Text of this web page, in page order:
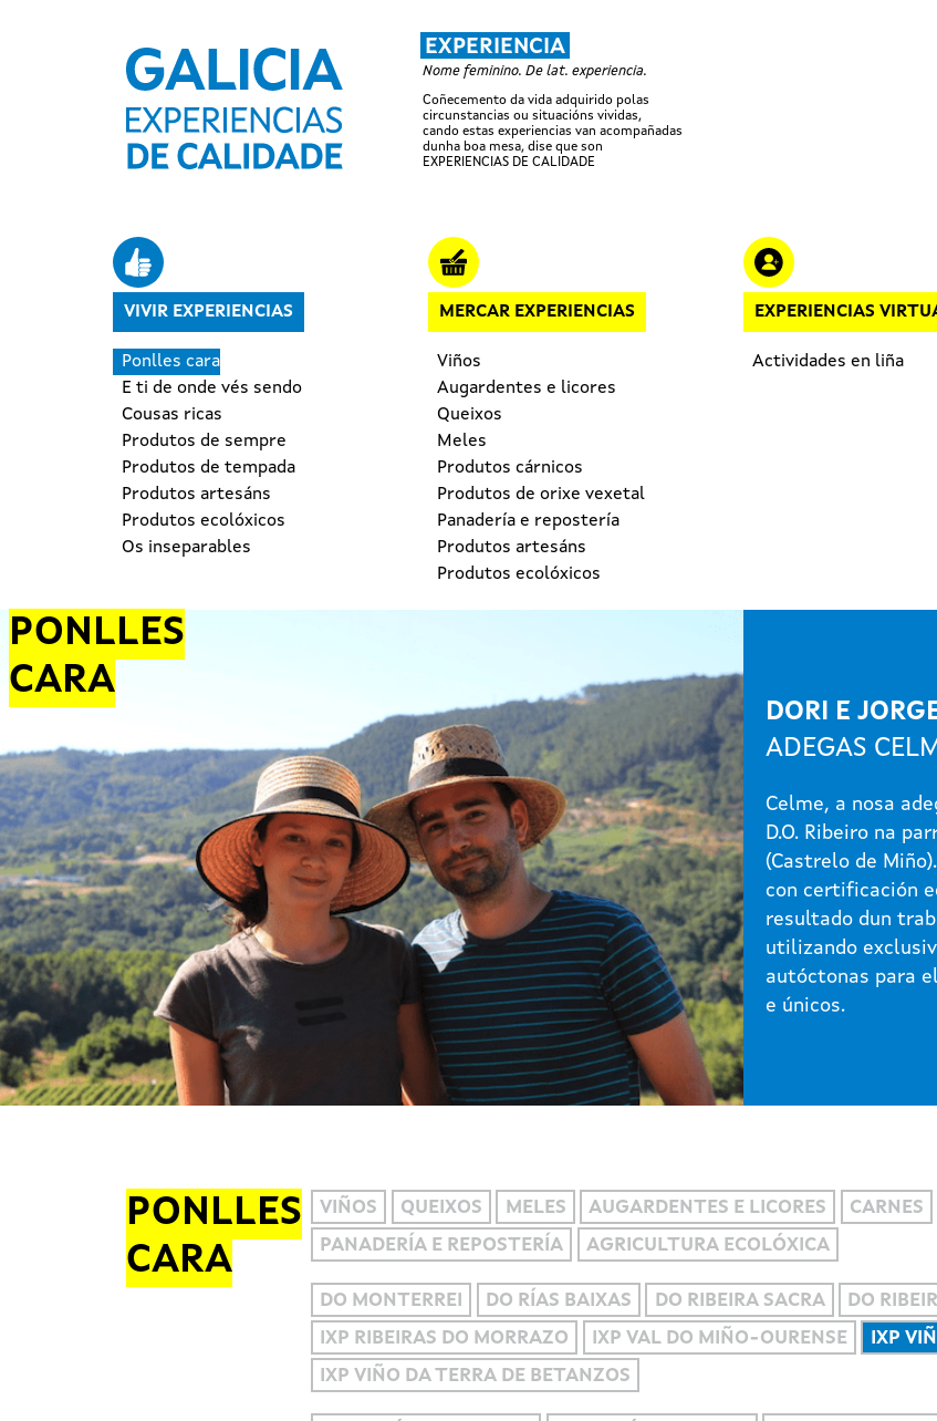
EXPERIENCIA
Nome feminino. De lat. experiencia.
Coñecemento da vida adquirido polas
circunstancias ou situacións vividas,
cando estas experiencias van acompañadas
dunha boa mesa, dise que son
EXPERIENCIAS DE CALIDADE
VIVIR EXPERIENCIAS
Ponlles cara
E ti de onde vés sendo
Cousas ricas
Produtos de sempre
Produtos de tempada
Produtos artesáns
Produtos ecolóxicos
Os inseparables
MERCAR EXPERIENCIAS
Viños
Augardentes e licores
Queixos
Meles
Produtos cárnicos
Produtos de orixe vexetal
Panadería e repostería
Produtos artesáns
Produtos ecolóxicos
EXPERIENCIAS
Actividades en liña
PONLLES
CARA
DORI E
ADEGAS
Celme, a nosa
D.O. Ribeiro na
(Castrelo de
con certificación
resultado dun
utilizando
autóctonas para
e únicos.
PONLLES
CARA
VIÑOS QUEIXOS MELES AUGARDENTES E LICORES CARNES
PANADERÍA E REPOSTERÍA
AGRICULTURA ECOLÓXICA
DO MONTERREI DO RÍAS BAIXAS DO RIBEIRA SACRA DO
IXP RIBEIRAS DO MORRAZO
IXP VAL DO MIÑO-OURENSE
IXP
IXP VIÑO DA TERRA DE BETANZOS